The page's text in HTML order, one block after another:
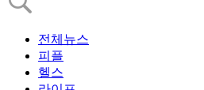
전체뉴스
피플
헬스